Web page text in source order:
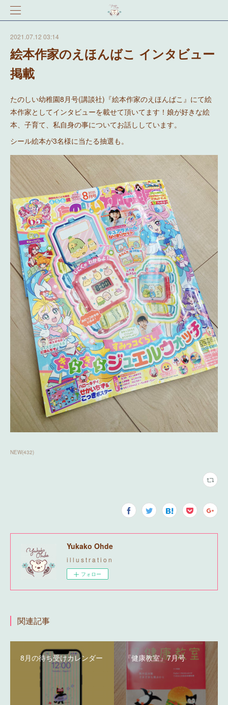
2021.07.12 03:14
絵本作家のえほんばこ インタビュー
掲載
たのしい幼稚園8月号(講談社)『絵本作家のえほんばこ』にて絵
本作家としてインタビューを載せて頂いてます！娘が好きな絵
本、子育て、私自身の事についてお話ししています。
シール絵本が3名様に当たる抽選も。
NEW(432)
Yukako Ohde
i l l u s t r a t i o n
フォロー
関連記事
8月の待ち受けカレンダー 『健康教室』7月号